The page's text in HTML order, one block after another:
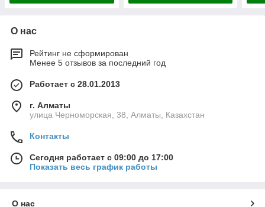
О нас
Рейтинг не сформирован
Менее 5 отзывов за последний год
Работает с 28.01.2013
г. Алматы
улица Черноморская, 38, Алматы, Казахстан
Контакты
Сегодня работает с 09:00 до 17:00
Показать весь график работы
О нас